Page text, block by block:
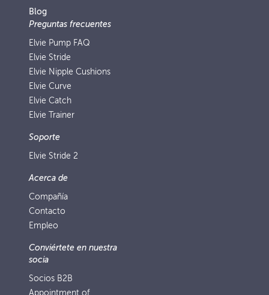
Blog
Preguntas frecuentes
Elvie Pump FAQ
Elvie Stride
Elvie Nipple Cushions
Elvie Curve
Elvie Catch
Elvie Trainer
Soporte
Elvie Stride 2
Acerca de
Compañía
Contacto
Empleo
Conviértete en nuestra
socia
Socios B2B
Appointment of